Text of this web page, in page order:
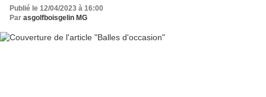
Publié le 12/04/2023 à 16:00
Par asgolfboisgelin MG